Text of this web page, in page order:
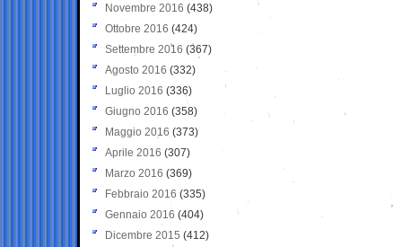
Novembre 2016 (438)
Ottobre 2016 (424)
Settembre 2016 (367)
Agosto 2016 (332)
Luglio 2016 (336)
Giugno 2016 (358)
Maggio 2016 (373)
Aprile 2016 (307)
Marzo 2016 (369)
Febbraio 2016 (335)
Gennaio 2016 (404)
Dicembre 2015 (412)